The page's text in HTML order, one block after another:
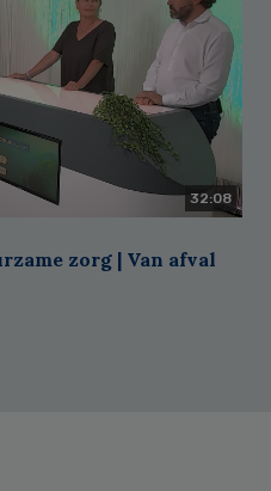
32:08
zorg | Van afval